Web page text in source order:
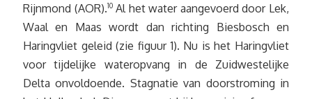
Rijnmond (AOR).10Al het water aangevoerd door Lek,
Waal en Maas wordt dan richting Biesbosch en
Haringvliet geleid (zie figuur 1). Nu is het Haringvliet
voor tijdelijke wateropvang in de Zuidwestelijke
Delta onvoldoende. Stagnatie van doorstroming in